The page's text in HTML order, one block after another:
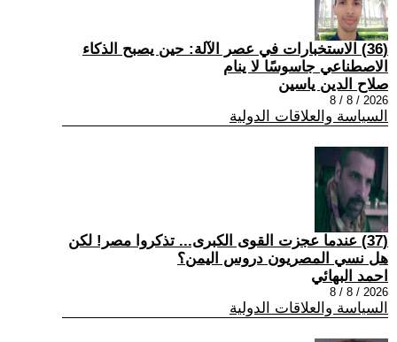
(36) الاستخبارات في عصر الآلة: حين يصبح الذكاء
الاصطناعي جاسوسًا لا ينام
صلاح الدين ياسين
2026 / 8 / 8
السياسة والعلاقات الدولية
(37) عندما عجزت القوى الكبرى... تذكروا مصر! لكن
هل نسي المصريون دروس اليمن؟
احمد البهائي
2026 / 8 / 8
السياسة والعلاقات الدولية